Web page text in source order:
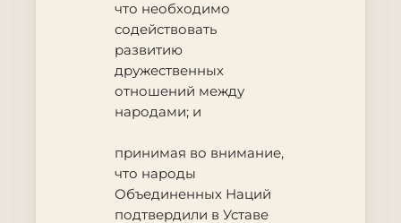
что необходимо
содействовать
развитию
дружественных
отношений между
народами; и
принимая во внимание,
что народы
Объединенных Наций
подтвердили в Уставе